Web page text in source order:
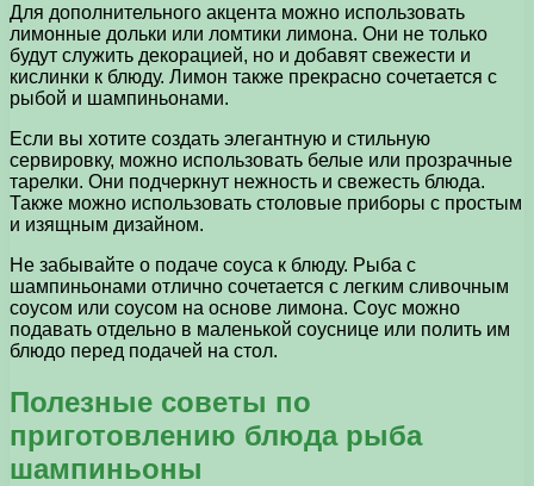
Для дополнительного акцента можно использовать
лимонные дольки или ломтики лимона. Они не только
будут служить декорацией, но и добавят свежести и
кислинки к блюду. Лимон также прекрасно сочетается с
рыбой и шампиньонами.
Если вы хотите создать элегантную и стильную
сервировку, можно использовать белые или прозрачные
тарелки. Они подчеркнут нежность и свежесть блюда.
Также можно использовать столовые приборы с простым
и изящным дизайном.
Не забывайте о подаче соуса к блюду. Рыба с
шампиньонами отлично сочетается с легким сливочным
соусом или соусом на основе лимона. Соус можно
подавать отдельно в маленькой соуснице или полить им
блюдо перед подачей на стол.
Полезные советы по
приготовлению блюда рыба
шампиньоны